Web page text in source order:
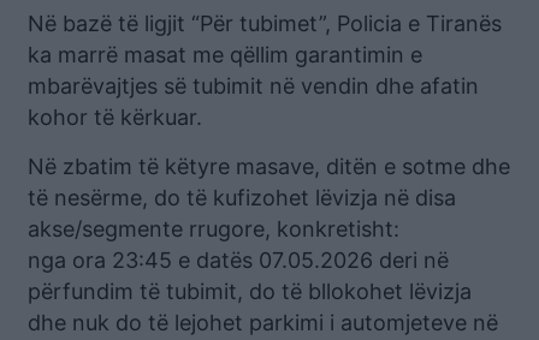
Në bazë të ligjit “Për tubimet”, Policia e Tiranës
ka marrë masat me qëllim garantimin e
mbarëvajtjes së tubimit në vendin dhe afatin
kohor të kërkuar.
Në zbatim të këtyre masave, ditën e sotme dhe
të nesërme, do të kufizohet lëvizja në disa
akse/segmente rrugore, konkretisht:
nga ora 23:45 e datës 07.05.2026 deri në
përfundim të tubimit, do të bllokohet lëvizja
dhe nuk do të lejohet parkimi i automjeteve në